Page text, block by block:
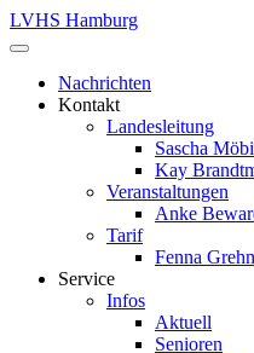
LVHS Hamburg
Nachrichten
Kontakt
Landesleitung
Sascha
Kay
Veranstaltungen
Anke
Tarif
Fenna
Service
Infos
Aktuell
Senioren